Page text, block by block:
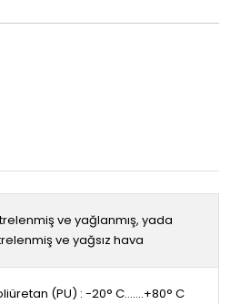
ve yağlanmış, yada
ve yağsız hava
(PU) : -20° C.......+80° C